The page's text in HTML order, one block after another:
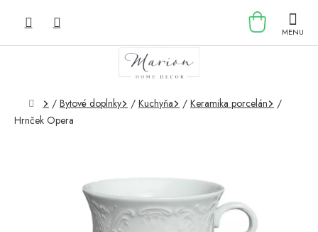
KOŠÍK
Domov
/ Bytové doplnky / Kuchyňa / Keramika porcelán
/
Hrnček Opera